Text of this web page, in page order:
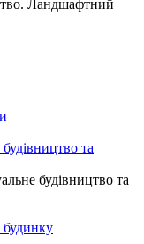
Ландшафтний
та
будівництво та
будинку